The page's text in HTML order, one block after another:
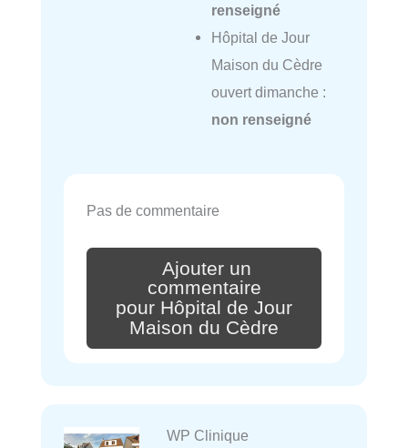
renseigné
Hôpital de Jour
Maison du Cèdre
ouvert dimanche :
non renseigné
Pas de commentaire
Ajouter un
commentaire
pour Hôpital de Jour
Maison du Cèdre
WP Clinique